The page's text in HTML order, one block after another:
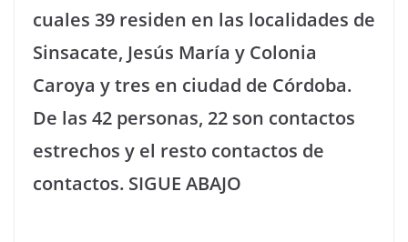
cuales 39 residen en las localidades de
Sinsacate, Jesús María y Colonia
Caroya y tres en ciudad de Córdoba.
De las 42 personas, 22 son contactos
estrechos y el resto contactos de
contactos. SIGUE ABAJO